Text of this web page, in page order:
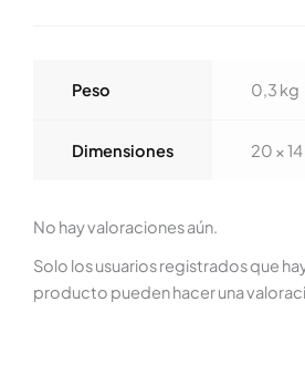
Peso 0,3 kg
Dimensiones 20 ×
No hay valoraciones aún.
Solo los usuarios registrados que
producto pueden hacer una